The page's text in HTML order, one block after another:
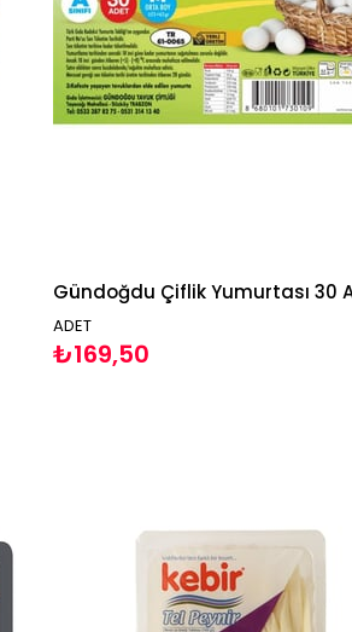
ADET
₺169,50